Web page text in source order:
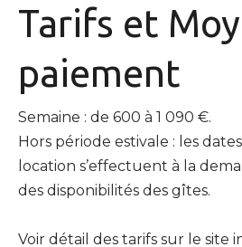
Tarifs et
paiement
Semaine : de 600 à 1 090 €.
Hors période estivale : les
location s’effectuent à la
des disponibilités des gîtes.
Voir détail des tarifs sur le site